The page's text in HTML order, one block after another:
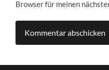
Browser für meinen